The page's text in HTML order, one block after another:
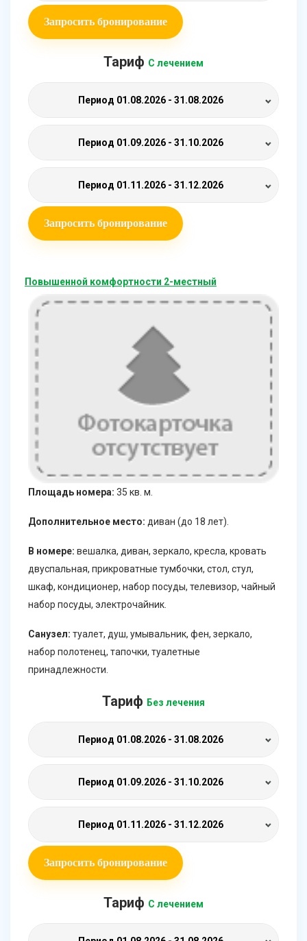
Запросить бронирование
Тариф С лечением
Период 01.08.2026 - 31.08.2026
Период 01.09.2026 - 31.10.2026
Период 01.11.2026 - 31.12.2026
Запросить бронирование
Повышенной комфортности 2-местный
Площадь номера: 35 кв. м.
Дополнительное место: диван (до 18 лет).
В номере: вешалка, диван, зеркало, кресла, кровать
двуспальная, прикроватные тумбочки, стол, стул,
шкаф, кондиционер, набор посуды, телевизор, чайный
набор посуды, электрочайник.
Санузел: туалет, душ, умывальник, фен, зеркало,
набор полотенец, тапочки, туалетные
принадлежности.
Тариф Без лечения
Период 01.08.2026 - 31.08.2026
Период 01.09.2026 - 31.10.2026
Период 01.11.2026 - 31.12.2026
Запросить бронирование
Тариф С лечением